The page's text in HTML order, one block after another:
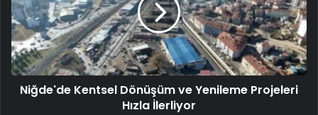
Niğde'de Kentsel Dönüşüm ve Yenileme Projeleri
Hızla İlerliyor